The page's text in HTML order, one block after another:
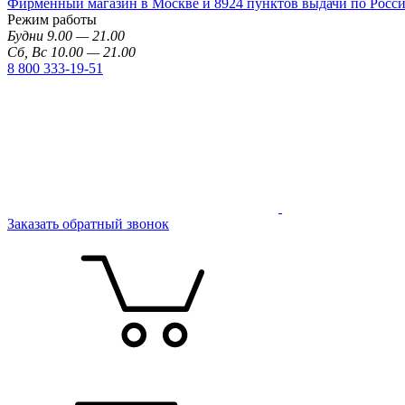
Фирменный магазин в Москве и 8924 пунктов выдачи по
Режим работы
Будни 9.00 — 21.00
Сб, Вс 10.00 — 21.00
8 800 333-19-51
Заказать обратный звонок